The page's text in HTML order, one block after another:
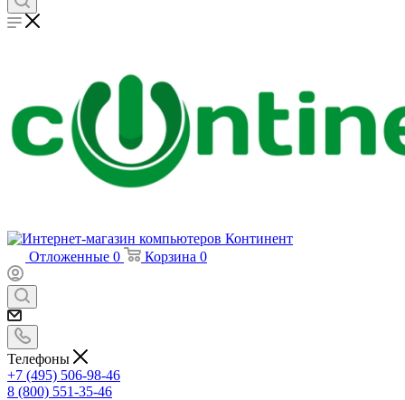
Отложенные 0 Корзина 0
Телефоны
+7 (495) 506-98-46
8 (800) 551-35-46